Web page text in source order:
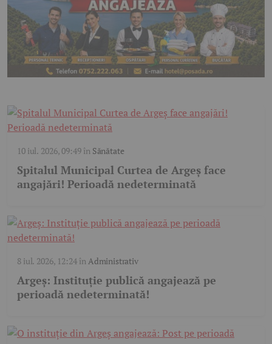
10 iul. 2026, 09:49în Sănătate
Spitalul Municipal Curtea de Argeș face
angajări! Perioadă nedeterminată
8 iul. 2026, 12:24înAdministrativ
Argeș: Instituție publică angajează pe
perioadă nedeterminată!